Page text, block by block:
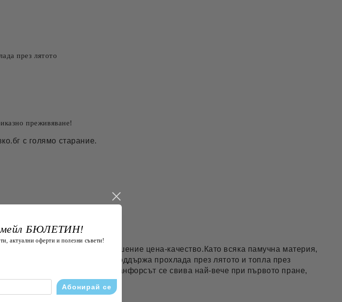
през лятото
преживяване!
с голямо старание.
Европа и има добро съотношение цена-качество.Като всяка памучна материя,
в зависимост от сезона – поддържа прохлада през лятото и топла през
естествени материи, ранфорсът се свива най-вече при първото пране,
по етикет размер.
БЮЛЕТИН!
актуални оферти и полезни съвети!